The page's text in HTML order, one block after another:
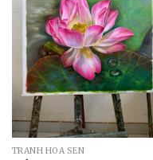
TRANH HOA SEN